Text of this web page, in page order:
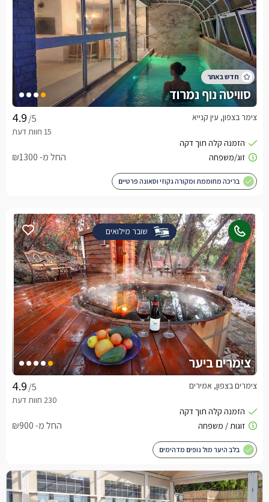
סוויטה נוף נמרוד
/5 צימר בצפון, עין קנייא
החל מ- ₪1300
בריכה מחוממת ומקורה גקוזי וסאונה פרטיים
שובר מילואים
צימרים ביער
/5 צימרים בצפון, אמירים
החל מ- ₪900
בלב היער מול נופים מדהימים